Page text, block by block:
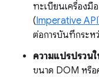
ทะเบียนเครื่องมื
(Imperative API
ต่อการบันทึกระ
ความแปรปรวน
ขนาด DOM หรื